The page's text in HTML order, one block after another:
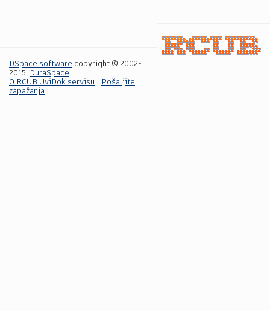
DSpace software copyright © 2002-
2015
DuraSpace
O RCUB UviDok servisu
Pošaljite
zapažanja